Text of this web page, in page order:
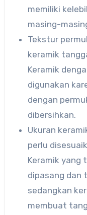
memiliki
masing-
Tekstur
keramik
Keramik
digunakan
dengan
dibersihkan.
Ukuran
perlu
Keramik yang
dipasang dan
sedangkan
membuat